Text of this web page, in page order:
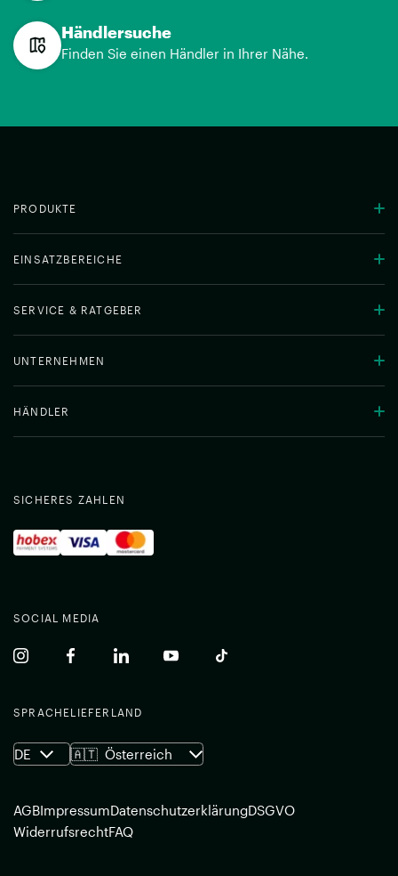
Händlersuche
Finden Sie einen Händler in Ihrer Nähe.
PRODUKTE
EINSATZBEREICHE
SERVICE & RATGEBER
UNTERNEHMEN
HÄNDLER
SICHERES ZAHLEN
SOCIAL MEDIA
(common.opens_in_new_window)
(common.opens_in_new_window)
(common.opens_in_new_window)
(common.opens_in_new_window)
SPRACHE
DE
LIEFERLAND
🇦🇹 Österreich
AGBImpressumDatenschutzerklärungDSGVO
WiderrufsrechtFAQ